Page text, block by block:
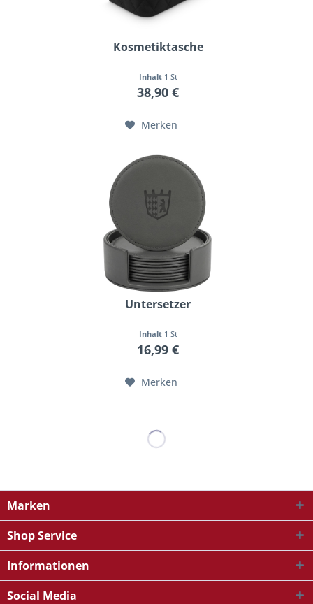
Kosmetiktasche
Inhalt 1 St
38,90 €
Merken
Untersetzer
Inhalt 1 St
16,99 €
Merken
Marken
Shop Service
Informationen
Social Media